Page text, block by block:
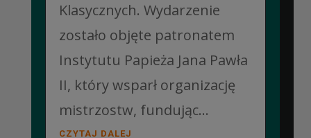
Klasycznych. Wydarzenie
zostało objęte patronatem
Instytutu Papieża Jana Pawła
II, który wsparł organizację
mistrzostw, fundując...
CZYTAJ DALEJ